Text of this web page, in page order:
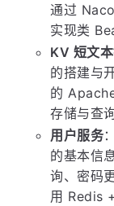
通过
实现类
KV 短文
的搭建与
的
存储与查
用户服务
的基本信
询、密码
用 Redis